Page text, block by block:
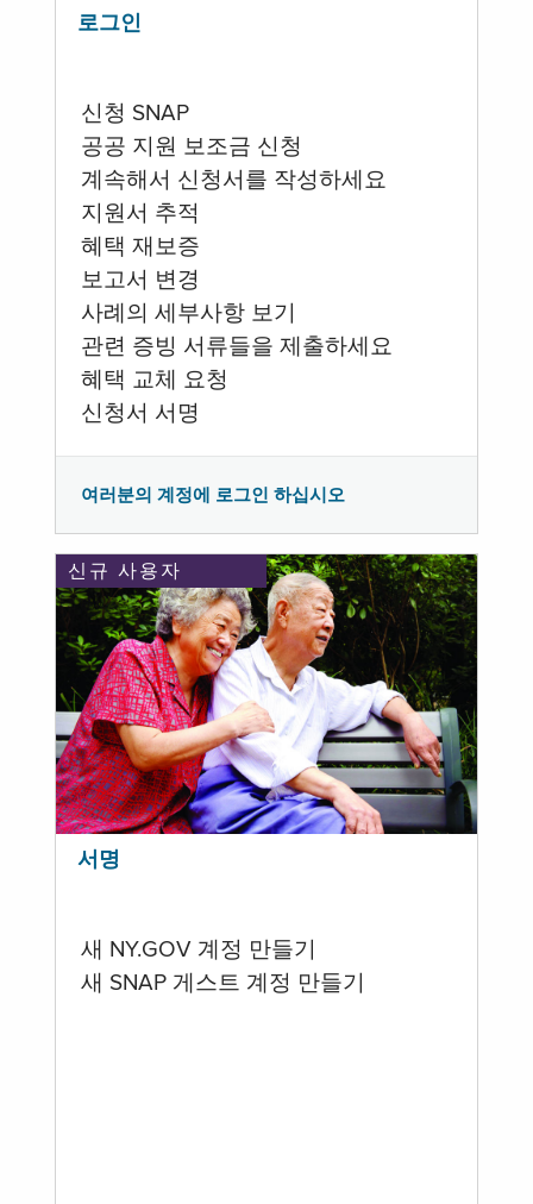
로그인
신청 SNAP
공공 지원 보조금 신청
계속해서 신청서를 작성하세요
지원서 추적
혜택 재보증
보고서 변경
사례의 세부사항 보기
관련 증빙 서류들을 제출하세요
혜택 교체 요청
신청서 서명
여러분의 계정에 로그인 하십시오
신규 사용자
서명
새 NY.GOV 계정 만들기
새 SNAP 게스트 계정 만들기